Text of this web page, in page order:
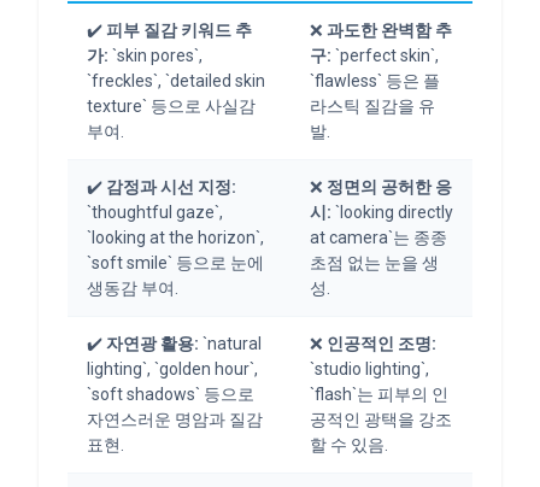
✔️ 피부 질감 키워드 추
가: `skin pores`,
`freckles`, `detailed skin
texture` 등으로 사실감
부여.
❌ 과도한 완벽함 추
구: `perfect skin`,
`flawless` 등은 플
라스틱 질감을 유
발.
✔️ 감정과 시선 지정:
`thoughtful gaze`,
`looking at the horizon`,
`soft smile` 등으로 눈에
생동감 부여.
❌ 정면의 공허한 응
시: `looking directly
at camera`는 종종
초점 없는 눈을 생
성.
✔️자연광 활용: `natural
lighting`, `golden hour`,
`soft shadows` 등으로
자연스러운 명암과 질감
표현.
❌ 인공적인 조명:
`studio lighting`,
`flash`는 피부의 인
공적인 광택을 강조
할 수 있음.